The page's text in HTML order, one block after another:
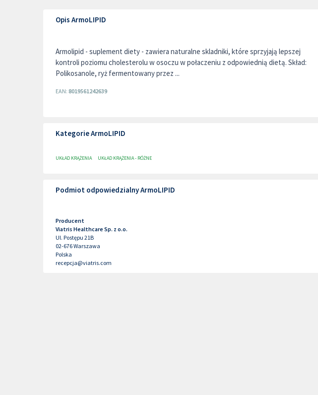
Opis ArmoLIPID
Armolipid - suplement diety - zawiera naturalne skladniki, które sprzyjają lepszej
kontroli poziomu cholesterolu w osoczu w połaczeniu z odpowiednią dietą. Skład:
Polikosanole, ryż fermentowany przez ...
EAN: 8019561242639
Kategorie ArmoLIPID
UKŁAD KRĄŻENIA UKŁAD KRĄŻENIA - RÓŻNE
Podmiot odpowiedzialny ArmoLIPID
Producent
Viatris Healthcare Sp. z o.o.
Ul. Postępu 21B
02-676Warszawa
Polska
recepcja@viatris.com